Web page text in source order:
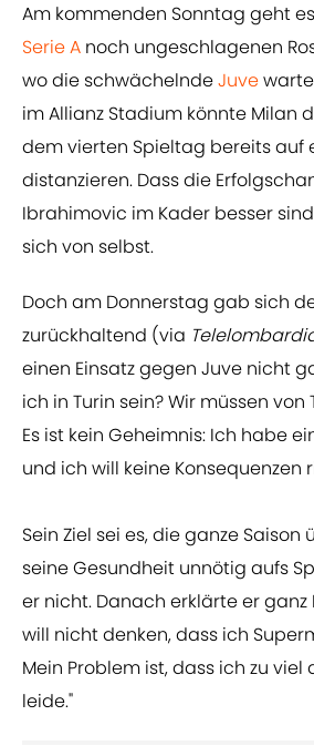
Am kommenden Sonntag geht
Serie A noch ungeschlagenen
wo die schwächelndeJuve
im Allianz Stadium könnte Milan
dem vierten Spieltag bereits auf
distanzieren. Dass die
Ibrahimovic im Kader besser
sich von selbst.
Doch am Donnerstag gab sich
zurückhaltend (via
einen Einsatz gegen Juve nicht
ich in Turin sein? Wir müssen von
Es ist kein Geheimnis: Ich habe
und ich will keine Konsequenzen
Sein Ziel sei es, die ganze Saison
seine Gesundheit unnötig aufs
er nicht. Danach erklärte er
will nicht denken, dass ich
Mein Problem ist, dass ich zu
leide."